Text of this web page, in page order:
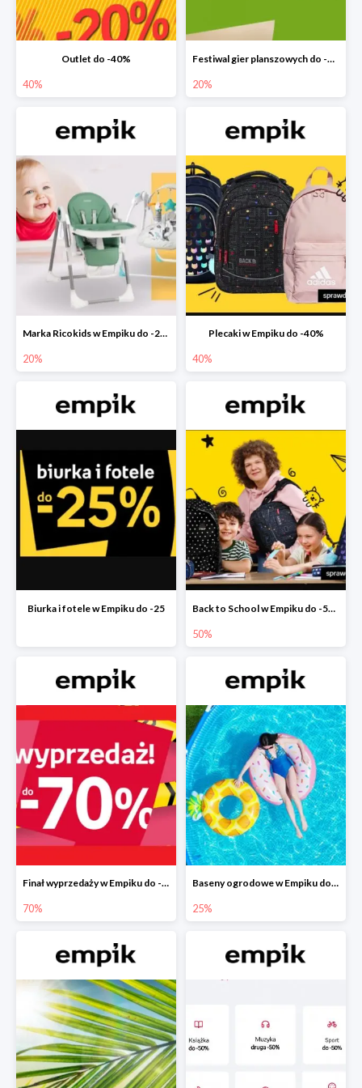
Outlet do -40%
40%
Festiwal gier planszowych do -20%
20%
Marka Ricokids w Empiku do -20%
20%
Plecaki w Empiku do -40%
40%
Biurka i fotele w Empiku do -25 Back to School w Empiku do -50%
50%
Finał wyprzedaży w Empiku do -70%
70%
Baseny ogrodowe w Empiku do -25%
25%